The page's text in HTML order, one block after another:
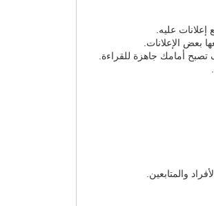
عليه.
بعض الإعلانات.
أمامك جاهزة للقراءة.
والمتابعين.